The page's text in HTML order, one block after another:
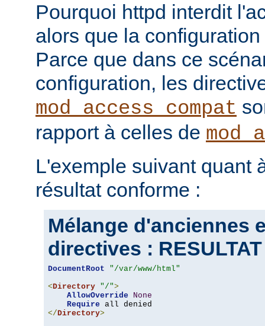
Pourquoi httpd interdit
alors que la
Parce que dans ce
configuration, les
mod_access_compat
rapport à celles de
L'exemple suivant quant
résultat conforme :
Mélange d'anciennes
directives :
DocumentRoot
"/var/www/html"
<Directory "/">
AllowOverride
None
Require
</Directory>